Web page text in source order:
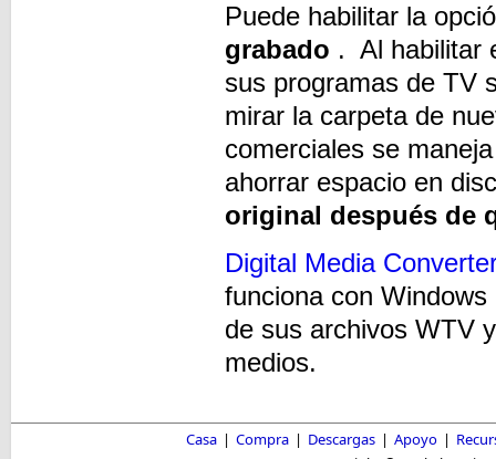
Puede habilitar la
grabado . Al habilitar
sus programas de TV
mirar la carpeta de
comerciales se
ahorrar espacio en
original después de
Digital Media
funciona con
de sus archivos WTV
medios.
Casa | Compra | Descargas | Apoyo |